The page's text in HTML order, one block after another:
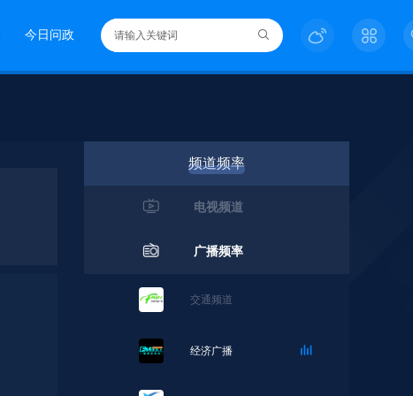
今日问政
频道频率
电视频道
广播频率
交通频道
经济广播